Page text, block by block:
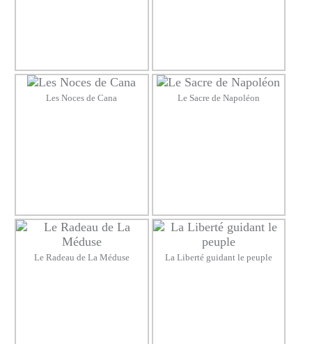
Les Noces de Cana Le Sacre de Napoléon
Le Radeau de La Méduse La Liberté guidant le peuple